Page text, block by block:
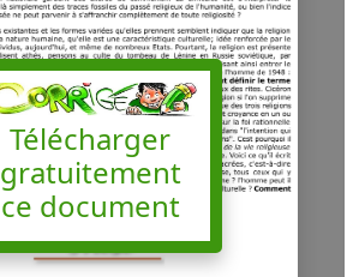
Télécharger
gratuitement
ce document